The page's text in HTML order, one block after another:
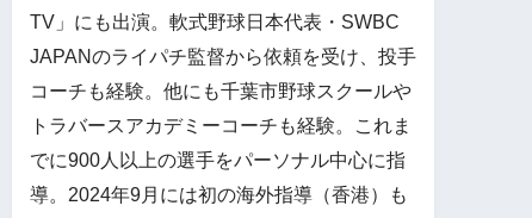
TV」にも出演。軟式野球日本代表・SWBC
JAPANのライパチ監督から依頼を受け、投手
コーチも経験。他にも千葉市野球スクールや
トラバースアカデミーコーチも経験。これま
でに900人以上の選手をパーソナル中心に指
導。2024年9月には初の海外指導（香港）も